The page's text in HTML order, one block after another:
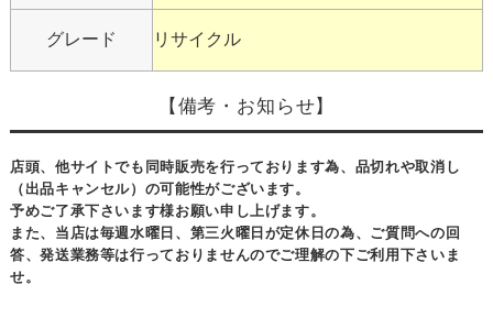
グレード リサイクル
【備考・お知らせ】
店頭、他サイトでも同時販売を行っております為、品切れや取消し
（出品キャンセル）の可能性がございます。
予めご了承下さいます様お願い申し上げます。
また、当店は毎週水曜日、第三火曜日が定休日の為、ご質問への回
答、発送業務等は行っておりませんのでご理解の下ご利用下さいま
せ。